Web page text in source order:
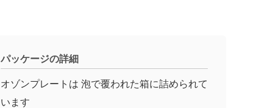
パッケージの詳細
オゾンプレートは 泡で覆われた箱に詰められて
います